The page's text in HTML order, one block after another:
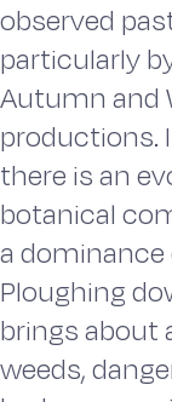
observed
particularly
Autumn and
productions.
there is an
botanical
a dominance
Ploughing
brings about
weeds,